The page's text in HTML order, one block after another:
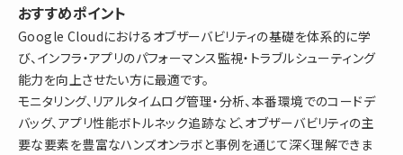
おすすめポイント
Google Cloudにおけるオブザーバビリティの基礎を体系的に学
び、インフラ・アプリのパフォーマンス監視・トラブルシューティング
能力を向上させたい方に最適です。
モニタリング、リアルタイムログ管理・分析、本番環境でのコードデ
バッグ、アプリ性能ボトルネック追跡など、オブザーバビリティの主
要な要素を豊富なハンズオンラボと事例を通じて深く理解できま